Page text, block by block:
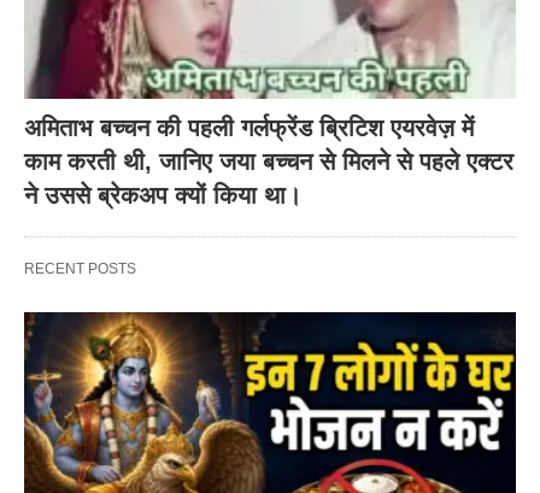
अमिताभ बच्चन की पहली गर्लफ्रेंड ब्रिटिश एयरवेज़ में
काम करती थी, जानिए जया बच्चन से मिलने से पहले एक्टर
ने उससे ब्रेकअप क्यों किया था।
RECENT POSTS